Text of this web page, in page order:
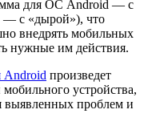
для ОС Android — с
— с «дырой»), что
внедрять мобильных
нужные им действия.
Android произведет
устройства,
выявленных проблем и